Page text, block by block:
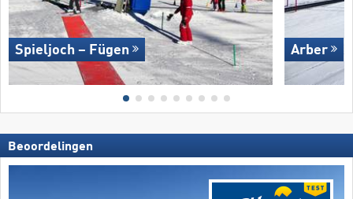
Spieljoch – Fügen Arber
Beoordelingen